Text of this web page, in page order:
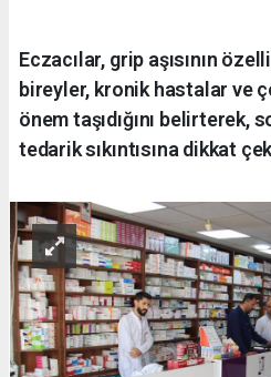
Eczacılar, grip aşısının
bireyler, kronik hastalar ve
önem taşıdığını belirterek,
tedarik sıkıntısına dikkat